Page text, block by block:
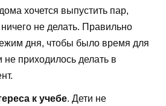
хочется выпустить пар,
не делать. Правильно
дня, чтобы было время для
не приходилось делать в
к учебе. Дети не